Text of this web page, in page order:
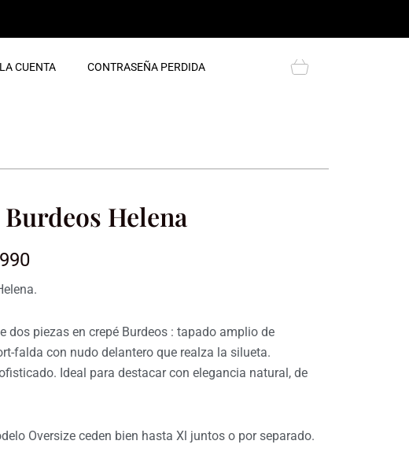
CUENTA CONTRASEÑA PERDIDA Cart
Helena
El
precio
es:
$41.990.
dos piezas en crepé Burdeos : tapado amplio de
falda con nudo delantero que realza la silueta.
Ideal para destacar con elegancia natural, de
Oversize ceden bien hasta Xl juntos o por separado.